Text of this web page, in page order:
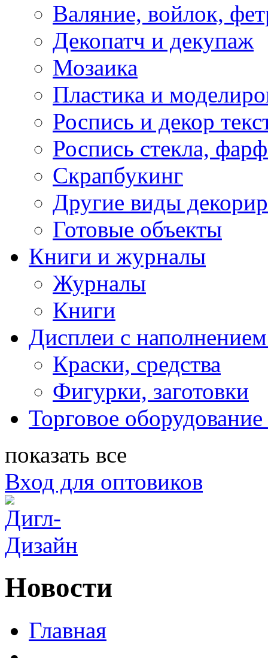
Валяние, войлок,
Декопатч и декупаж
Мозаика
Пластика и
Роспись и декор
Роспись стекла,
Скрапбукинг
Другие виды
Готовые объекты
Книги и журналы
Журналы
Книги
Дисплеи с
Краски, средства
Фигурки, заготовки
Торговое
показать все
Вход для оптовиков
Новости
Главная